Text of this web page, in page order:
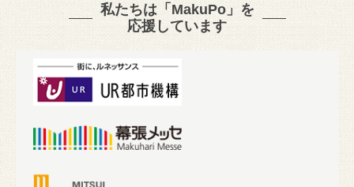
私たちは「MakuPo」を
応援しています